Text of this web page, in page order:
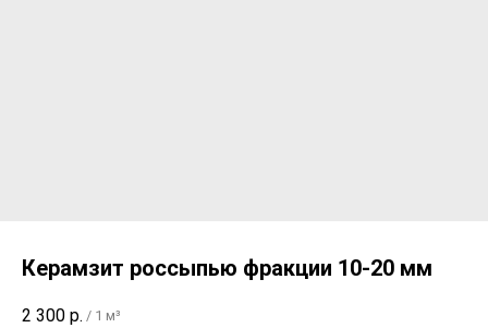
Керамзит россыпью фракции 10-20 мм
2 300 р. / 1 м³